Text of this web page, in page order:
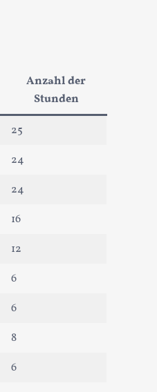
Anzahl der
Stunden
25
24
24
16
12
6
6
8
6